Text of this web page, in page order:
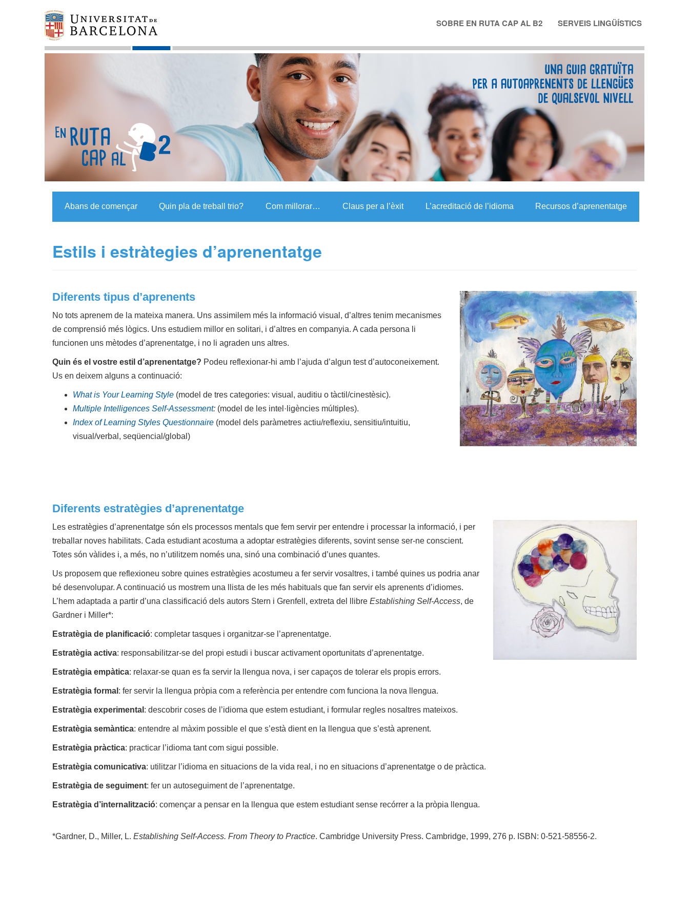
SOBRE EN RUTA CAP AL B2 SERVEIS LINGÜÍSTICS
Abans de començar Quin pla de treball trio? Com millorar… Claus per a l’èxit L’acreditació de l’idioma Recursos d’aprenentatge
Estils i estràtegies d’aprenentatge
Diferents tipus d’aprenents
No tots aprenem de la mateixa manera. Uns assimilem més la informació visual, d’altres tenim mecanismes
de comprensió més lògics. Uns estudiem millor en solitari, i d’altres en companyia. A cada persona li
funcionen uns mètodes d’aprenentatge, i no li agraden uns altres.
Quin és el vostre estil d’aprenentatge? Podeu reflexionar-hi amb l’ajuda d’algun test d’autoconeixement.
Us en deixem alguns a continuació:
What is Your Learning Style (model de tres categories: visual, auditiu o tàctil/cinestèsic).
Multiple Intelligences Self-Assessment: (model de les intel·ligències múltiples).
Index of Learning Styles Questionnaire (model dels paràmetres actiu/reflexiu, sensitiu/intuitiu,
visual/verbal, seqüencial/global)
Diferents estratègies d’aprenentatge
Les estratègies d’aprenentatge són els processos mentals que fem servir per entendre i processar la informació, i per
treballar noves habilitats. Cada estudiant acostuma a adoptar estratègies diferents, sovint sense ser-ne conscient.
Totes són vàlides i, a més, no n’utilitzem només una, sinó una combinació d’unes quantes.
Us proposem que reflexioneu sobre quines estratègies acostumeu a fer servir vosaltres, i també quines us podria anar
bé desenvolupar. A continuació us mostrem una llista de les més habituals que fan servir els aprenents d’idiomes.
L’hem adaptada a partir d’una classificació dels autors Stern i Grenfell, extreta del llibre Establishing Self-Access, de
Gardner i Miller*:
Estratègia de planificació: completar tasques i organitzar-se l’aprenentatge.
Estratègia activa: responsabilitzar-se del propi estudi i buscar activament oportunitats d’aprenentatge.
Estratègia empàtica: relaxar-se quan es fa servir la llengua nova, i ser capaços de tolerar els propis errors.
Estratègia formal : fer servir la llengua pròpia com a referència per entendre com funciona la nova llengua.
Estratègia experimental : descobrir coses de l’idioma que estem estudiant, i formular regles nosaltres mateixos.
Estratègia semàntica: entendre al màxim possible el que s’està dient en la llengua que s’està aprenent.
Estratègia pràctica: practicar l’idioma tant com sigui possible.
Estratègia comunicativa: utilitzar l’idioma en situacions de la vida real, i no en situacions d’aprenentatge o de pràctica.
Estratègia de seguiment: fer un autoseguiment de l’aprenentatge.
Estratègia d’internalització: començar a pensar en la llengua que estem estudiant sense recórrer a la pròpia llengua.
*Gardner, D., Miller, L. Establishing Self-Access. From Theory to Practice. Cambridge University Press. Cambridge, 1999, 276 p. ISBN: 0-521-58556-2.